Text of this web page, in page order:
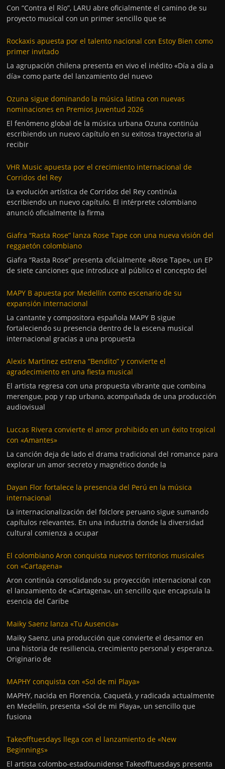
Con “Contra el Río”, LARU abre oficialmente el camino de su
proyecto musical con un primer sencillo que se
Rockaxis apuesta por el talento nacional con Estoy Bien como
primer invitado
La agrupación chilena presenta en vivo el inédito «Día a día a
día» como parte del lanzamiento del nuevo
Ozuna sigue dominando la música latina con nuevas
nominaciones en Premios Juventud 2026
El fenómeno global de la música urbana Ozuna continúa
escribiendo un nuevo capítulo en su exitosa trayectoria al
recibir
VHR Music apuesta por el crecimiento internacional de
Corridos del Rey
La evolución artística de Corridos del Rey continúa
escribiendo un nuevo capítulo. El intérprete colombiano
anunció oficialmente la firma
Giafra “Rasta Rose” lanza Rose Tape con una nueva visión del
reggaetón colombiano
Giafra “Rasta Rose” presenta oficialmente «Rose Tape», un EP
de siete canciones que introduce al público el concepto del
MAPY B apuesta por Medellín como escenario de su
expansión internacional
La cantante y compositora española MAPY B sigue
fortaleciendo su presencia dentro de la escena musical
internacional gracias a una propuesta
Alexis Martinez estrena “Bendito” y convierte el
agradecimiento en una fiesta musical
El artista regresa con una propuesta vibrante que combina
merengue, pop y rap urbano, acompañada de una producción
audiovisual
Luccas Rivera convierte el amor prohibido en un éxito tropical
con «Amantes»
La canción deja de lado el drama tradicional del romance para
explorar un amor secreto y magnético donde la
Dayan Flor fortalece la presencia del Perú en la música
internacional
La internacionalización del folclore peruano sigue sumando
capítulos relevantes. En una industria donde la diversidad
cultural comienza a ocupar
El colombiano Aron conquista nuevos territorios musicales
con «Cartagena»
Aron continúa consolidando su proyección internacional con
el lanzamiento de «Cartagena», un sencillo que encapsula la
esencia del Caribe
Maiky Saenz lanza «Tu Ausencia»
Maiky Saenz, una producción que convierte el desamor en
una historia de resiliencia, crecimiento personal y esperanza.
Originario de
MAPHY conquista con «Sol de mi Playa»
MAPHY, nacida en Florencia, Caquetá, y radicada actualmente
en Medellín, presenta «Sol de mi Playa», un sencillo que
fusiona
Takeofftuesdays llega con el lanzamiento de «New
Beginnings»
El artista colombo-estadounidense Takeofftuesdays presenta